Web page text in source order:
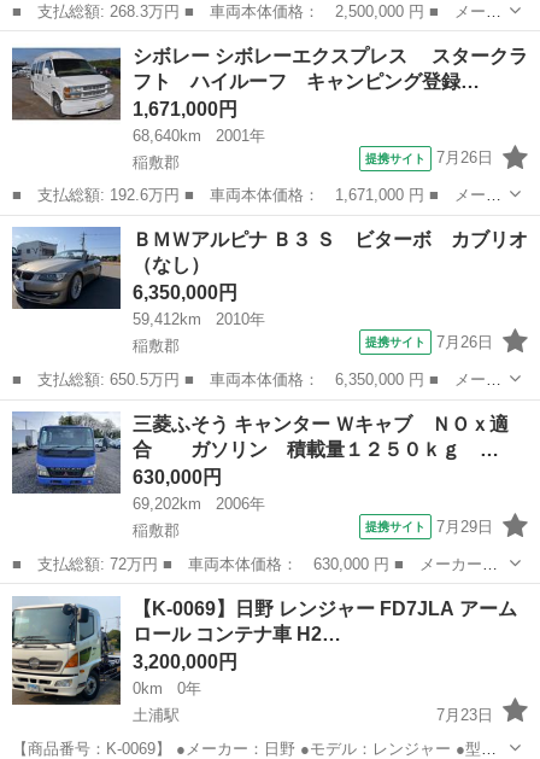
■ 支払総額: 268.3万円 ■ 車両本体価格： 2,500,000 円 ■ メーカ
ー名： シボレー ■ 車種名： シボレーエクスプレス ■ グレード
名： ■ 排気量： 5300cc ■ ドア枚数： 4D ■ ミッショ...
茨城 稲敷郡 その他
シボレー シボレーエクスプレス スタークラ
フト ハイルーフ キャンピング登録…
1,671,000円
68,640km
2001年
稲敷郡
提携サイト 7月26日
■ 支払総額: 192.6万円 ■ 車両本体価格： 1,671,000 円 ■ メーカ
ー名： シボレー ■ 車種名： シボレーエクスプレス ■ グレード
名： スタークラフト ハイルーフ キャンピング登録 ７人乗り
■ 排...
茨城 稲敷郡 その他
ＢＭＷアルピナ Ｂ３ Ｓ ビターボ カブリオ
（なし）
6,350,000円
59,412km
2010年
稲敷郡
提携サイト 7月26日
■ 支払総額: 650.5万円 ■ 車両本体価格： 6,350,000 円 ■ メーカ
ー名： ＢＭＷアルピナ ■ 車種名： Ｂ３ ■ グレード名： Ｓ
ビターボ カブリオ ■ 排気量： 3000cc ■ ドア枚数： オープ...
茨城 稲敷郡 その他
三菱ふそう キャンター Ｗキャブ ＮＯｘ適
合 ガソリン 積載量１２５０ｋｇ …
630,000円
69,202km
2006年
稲敷郡
提携サイト 7月29日
■ 支払総額: 72万円 ■ 車両本体価格： 630,000 円 ■ メーカー
名： 三菱ふそう ■ 車種名： キャンター ■ グレード名： Ｗキ
ャブ ＮＯｘ適合 ガソリン 積載量１２５０ｋｇ ５速マニュア
ル エアコン パ...
茨城 稲敷郡
【K-0069】日野 レンジャー FD7JLA アーム
ロール コンテナ車 H2…
3,200,000円
0km
0年
土浦駅
7月23日
【商品番号：K-0069】 ●メーカー：日野 ●モデル：レンジャー ●型